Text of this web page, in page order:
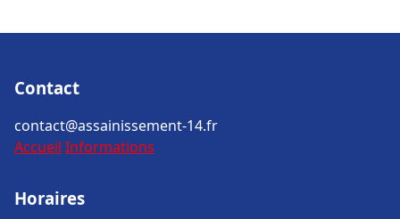
Contact
contact@assainissement-14.fr
Accueil Informations
Horaires